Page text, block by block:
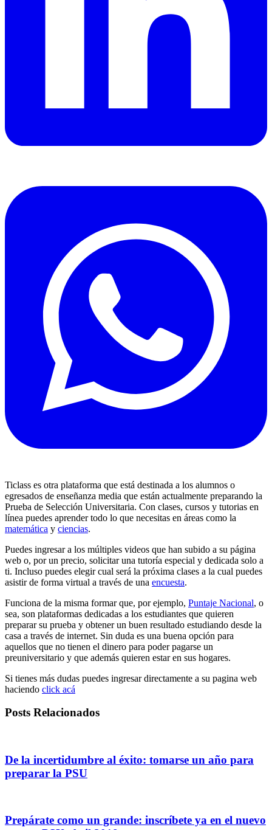
Ticlass es otra plataforma que está destinada a los alumnos o
egresados de enseñanza media que están actualmente preparando la
Prueba de Selección Universitaria. Con clases, cursos y tutorias en
línea puedes aprender todo lo que necesitas en áreas como la
matemática y ciencias.
Puedes ingresar a los múltiples videos que han subido a su página
web o, por un precio, solicitar una tutoría especial y dedicada solo a
ti. Incluso puedes elegir cual será la próxima clases a la cual puedes
asistir de forma virtual a través de una encuesta.
Funciona de la misma formar que, por ejemplo, Puntaje Nacional, o
sea, son plataformas dedicadas a los estudiantes que quieren
preparar su prueba y obtener un buen resultado estudiando desde la
casa a través de internet. Sin duda es una buena opción para
aquellos que no tienen el dinero para poder pagarse un
preuniversitario y que además quieren estar en sus hogares.
Si tienes más dudas puedes ingresar directamente a su pagina web
haciendo click acá
Posts Relacionados
De la incertidumbre al éxito: tomarse un año para
preparar la PSU
Prepárate como un grande: inscríbete ya en el nuevo